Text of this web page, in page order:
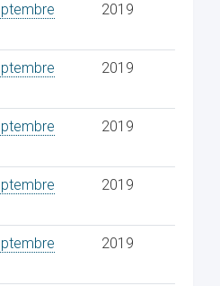
2019
2019
2019
2019
2019